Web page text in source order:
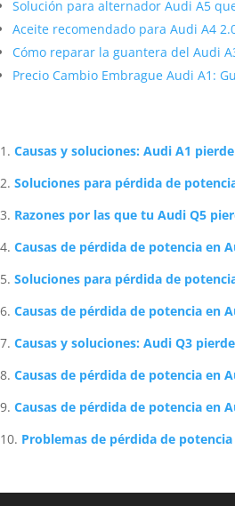
Cómo cambiar la cremallera de
Solución al maletero que no abre en
Precio de Revisiones Audi: Lo que
Cómo reparar la guantera del Audi
Precio Cambio Embrague Audi A1:
Causas y soluciones: Audi A1 pierde
Soluciones para pérdida de
Razones por las que tu Audi Q5
Causas de pérdida de potencia en
Soluciones para pérdida de
Causas de pérdida de potencia en
Causas y soluciones: Audi Q3